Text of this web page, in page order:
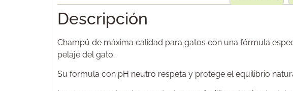
Descripción
Champú de máxima calidad para gatos con una fórmula
pelaje del gato.
Su formula con pH neutro respeta y protege el equilibrio